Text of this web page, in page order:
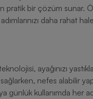
bir çözüm sunar.
daha rahat
ayağınızı
nefes alabilir
günlük kullanımda her